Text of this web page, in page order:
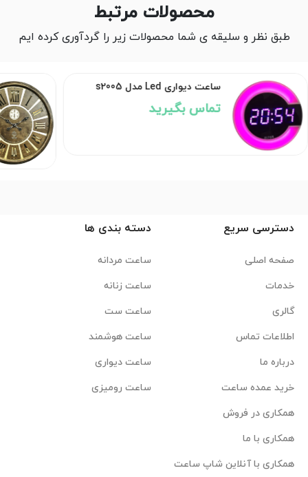
محصولات مرتبط
طبق نظر و سلیقه ی شما محصولات زیر را گردآوری کرده ایم
ساعت دیواری Led مدل s2005
تماس بگیرید
دسترسی سریع
صفحه اصلی
خدمات
گالری
اطلاعات تماس
درباره ما
خرید عمده ساعت
همکاری در فروش
همکاری با ما
همکاری با آنلاین شاپ ساعت
دسته بندی ها
ساعت مردانه
ساعت زنانه
ساعت ست
ساعت هوشمند
ساعت دیواری
ساعت رومیزی